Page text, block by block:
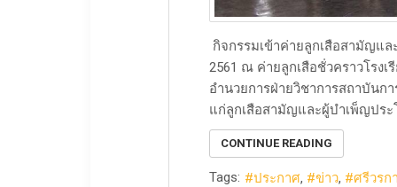
กิจกรรมเข้าค่ายลูกเสือสามัญแ
2561 ณ ค่ายลูกเสือชั่วคราวโรง
อำนวยการฝ่ายวิชาการสถาบันก
แก่ลูกเสือสามัญและผู้บำเพ็ญปร
CONTINUE READING
Tags: ประกาศ ข่าว ศรีวรก